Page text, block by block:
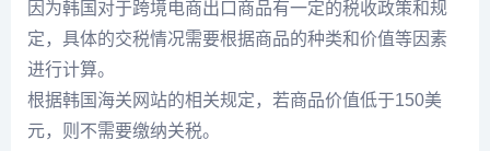
因为韩国对于跨境电商出口商品有一定的税收政策和规
定，具体的交税情况需要根据商品的种类和价值等因素
进行计算。
根据韩国海关网站的相关规定，若商品价值低于150美
元，则不需要缴纳关税。